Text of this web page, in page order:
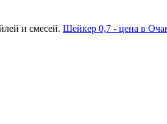
и смесей. Шейкер 0,7 - цена в